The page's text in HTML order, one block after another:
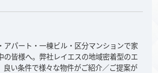
アパート・一棟ビル・区分マンションで家
の皆様へ。弊社レイエスの地域密着型のエ
良い条件で様々な物件がご紹介／ご提案が